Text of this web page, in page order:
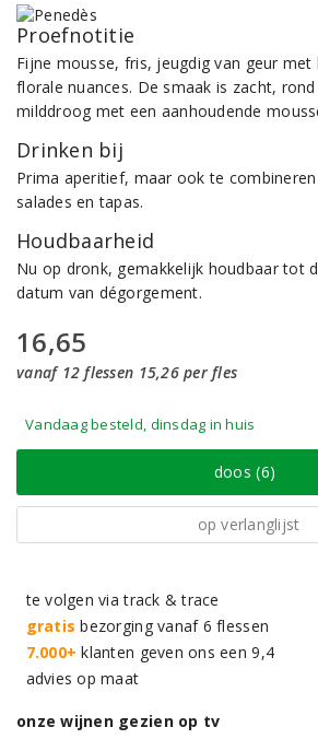
Proefnotitie
Fijne mousse, fris, jeugdig van geur
florale nuances. De smaak is zacht,
milddroog met een aanhoudende
Drinken bij
Prima aperitief, maar ook te
salades en tapas.
Houdbaarheid
Nu op dronk, gemakkelijk houdbaar tot
datum van dégorgement.
16,65
vanaf 12 flessen 15,26 per fles
Vandaag besteld, dinsdag in huis
doos (6)
op verlanglijst
te volgen via track & trace
gratis bezorging vanaf 6 flessen
7.000+ klanten geven ons een 9,4
advies op maat
onze wijnen gezien op tv